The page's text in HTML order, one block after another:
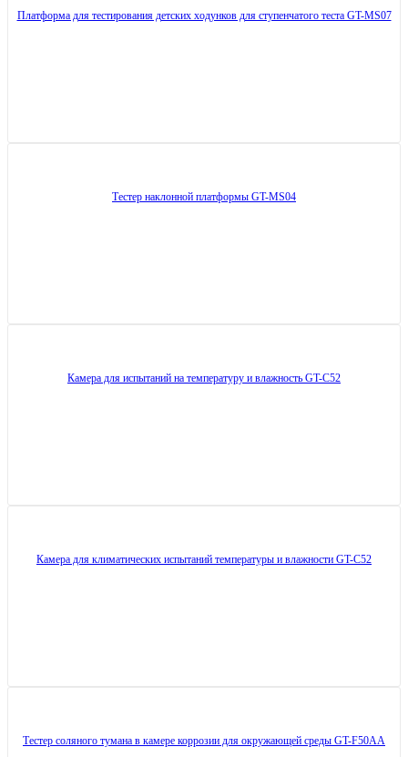
Платформа для тестирования детских ходунков для ступенчатого теста GT-MS07
Тестер наклонной платформы GT-MS04
Камера для испытаний на температуру и влажность GT-C52
Камера для климатических испытаний температуры и влажности GT-C52
Тестер соляного тумана в камере коррозии для окружающей среды GT-F50AA